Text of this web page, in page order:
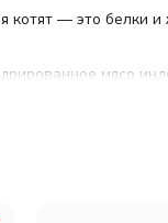
котят — это белки
мясо
цикория
на 1 кг: белок